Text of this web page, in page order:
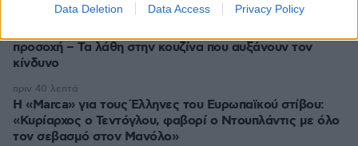
Data Deletion Data Access Privacy Policy
προσοχή – Τα λάθη στην κουζίνα που αυξάνουν τον
κίνδυνο
πριν 28 λεπτά
Η «Marca» για τους Έλληνες του Ευρωπαϊκού στίβου:
«Κυρίαρχος ο Τεντόγλου, φαβορί ο Ντουπλάντις με όλο
τον σεβασμό στον Μανόλο»
πριν 40 λεπτά